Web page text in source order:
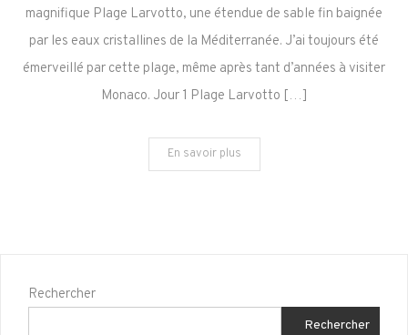
:
Que
Faire
en
magnifique Plage Larvotto, une étendue de sable fin baignée
par les eaux cristallines de la Méditerranée. J’ai toujours été
émerveillé par cette plage, même après tant d’années à visiter
Monaco. Jour 1 Plage Larvotto […]
En savoir plus
Rechercher
Rechercher